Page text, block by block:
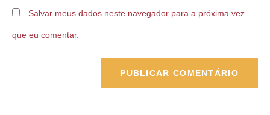
Salvar meus dados neste navegador para a próxima vez
que eu comentar.